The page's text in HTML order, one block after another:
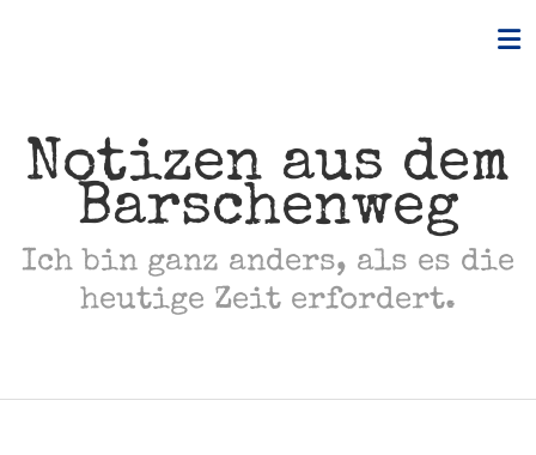
Notizen aus dem
Barschenweg
Ich bin ganz anders, als es die
heutige Zeit erfordert.